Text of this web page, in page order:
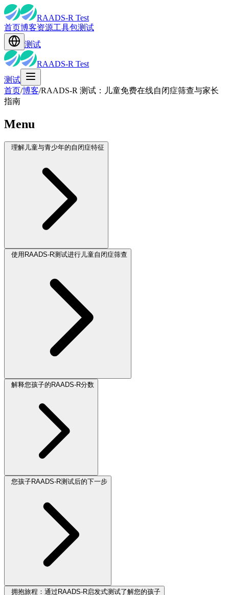
RAADS-R Test
首页博客资源工具包测试
测试
RAADS-R Test
测试
首页/博客/RAADS-R 测试：儿童免费在线自闭症筛查与家长
指南
Menu
理解儿童与青少年的自闭症特征
使用RAADS-R测试进行儿童自闭症筛查
解释您孩子的RAADS-R分数
您孩子RAADS-R测试后的下一步
拥抱旅程：通过RAADS-R启发式测试了解您的孩子